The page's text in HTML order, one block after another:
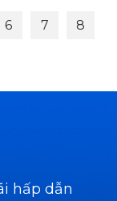
6 7
8
hấp dẫn